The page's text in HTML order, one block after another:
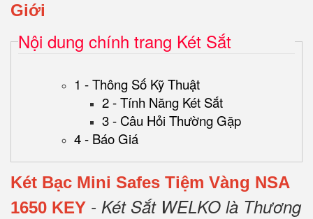
Giới
Nội dung chính trang Két Sắt
1 - Thông Số Kỹ Thuật
2 - Tính Năng Két Sắt
3 - Câu Hỏi Thường Gặp
4 - Báo Giá
Két Bạc Mini Safes Tiệm Vàng NSA
1650 KEY - Két Sắt WELKO là Thương